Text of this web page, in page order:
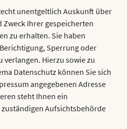
unentgeltlich Auskunft über
Ihrer gespeicherten
zu erhalten. Sie haben
Sperrung oder
verlangen. Hierzu sowie zu
Datenschutz können Sie sich
angegebenen Adresse
steht Ihnen ein
Aufsichtsbehörde